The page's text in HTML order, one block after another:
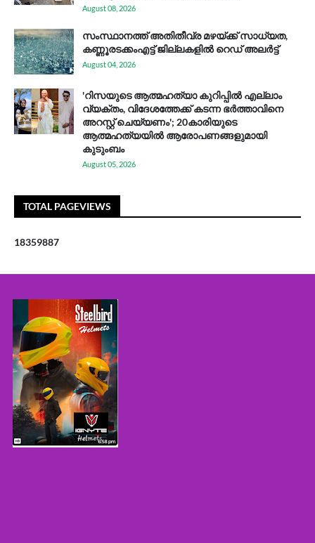
August 08, 2026
സം​സ്ഥാ​ന​ത്ത് അ​തി​തീ​വ്ര മ​ഴ​യ്ക്ക് സാ​ധ്യ​ത,
കണ്ണൂരടക്കംഎ​ട്ട് ജി​ല്ല​ക​ളി​ൽ റെ​ഡ് അ​ലർ​ട്ട്
August 04, 2026
'റിസയുടെ ആത്മഹത്യാ കുറിപ്പിൽ എല്ലാം
വ്യക്തം, വിദേശത്തേക്ക് കടന്ന ഭർത്താവിനെ
അറസ്റ്റ് ചെയ്യണം'; 20കാരിയുടെ
ആത്മഹത്യയിൽ ആരോപണങ്ങളുമായി
കുടുംബം
August 05, 2026
TOTAL PAGEVIEWS
18359887